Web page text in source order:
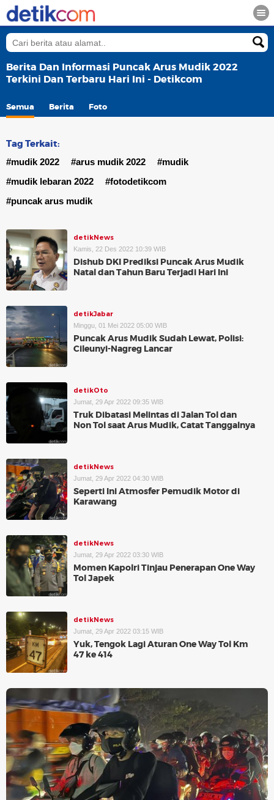
Berita Dan Informasi Puncak Arus Mudik 2022
Terkini Dan Terbaru Hari Ini - Detikcom
Semua Berita Foto
Tag Terkait:
#mudik 2022 #arus mudik 2022
#mudik
#mudik lebaran 2022
#fotodetikcom
#puncak arus mudik
detikNews
Kamis, 22 Des 2022 10:39 WIB
Dishub DKI Prediksi Puncak Arus Mudik
Natal dan Tahun Baru Terjadi Hari Ini
detikJabar
Minggu, 01 Mei 2022 05:00 WIB
Puncak Arus Mudik Sudah Lewat, Polisi:
Cileunyi-Nagreg Lancar
detikOto
Jumat, 29 Apr 2022 09:35 WIB
Truk Dibatasi Melintas di Jalan Tol dan
Non Tol saat Arus Mudik, Catat Tanggalnya
detikNews
Jumat, 29 Apr 2022 04:30 WIB
Seperti Ini Atmosfer Pemudik Motor di
Karawang
detikNews
Jumat, 29 Apr 2022 03:30 WIB
Momen Kapolri Tinjau Penerapan One Way
Tol Japek
detikNews
Jumat, 29 Apr 2022 03:15 WIB
Yuk, Tengok Lagi Aturan One Way Tol Km
47 ke 414